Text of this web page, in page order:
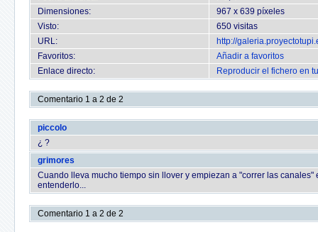
Dimensiones:
967 x 639 píxeles
Visto:
650 visitas
URL:
http://
Favoritos:
Añadir a favoritos
Enlace directo:
Reproducir el fichero en
Comentario 1 a 2 de 2
piccolo
¿ ?
grimores
Cuando lleva mucho tiempo sin llover y empiezan a "correr las
entenderlo...
Comentario 1 a 2 de 2